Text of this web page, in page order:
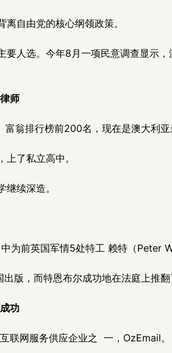
自由党的核心纲领政策。
人选。今年8月一项民意调查显示
师
翁排行榜前200名，现在是澳大利
了私立高中。
续深造。
为前英国军情5处特工 赖特（Peter
版，而特恩布尔成功地在法庭上推
功
联网服务供应企业之 一，OzEmail。